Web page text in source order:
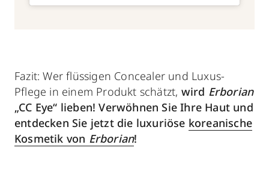
Fazit: Wer flüssigen Concealer und Luxus-
Pflege in einem Produkt schätzt, wird Erborian
„CC Eye“ lieben! Verwöhnen Sie Ihre Haut und
entdecken Sie jetzt die luxuriöse koreanische
Kosmetik von Erborian!